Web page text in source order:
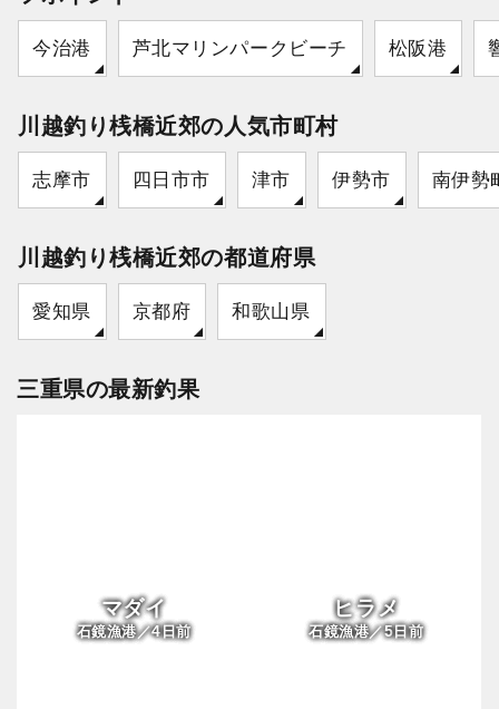
今治港 芦北マリンパークビーチ 松阪港
川越釣り桟橋近郊の人気市町村
志摩市 四日市市 津市 伊勢市 南伊勢
川越釣り桟橋近郊の都道府県
愛知県 京都府 和歌山県
三重県の最新釣果
マダイ
石鏡漁港／4日前
ヒラメ
石鏡漁港／5日前